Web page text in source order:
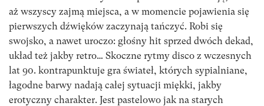
aż wszyscy zajmą miejsca, a w momencie pojawienia się
pierwszych dźwięków zaczynają tańczyć. Robi się
swojsko, a nawet uroczo: głośny hit sprzed dwóch dekad,
układ też jakby retro… Skoczne rytmy disco z wczesnych
lat 90. kontrapunktuje gra świateł, których sypialniane,
łagodne barwy nadają całej sytuacji miękki, jakby
erotyczny charakter. Jest pastelowo jak na starych